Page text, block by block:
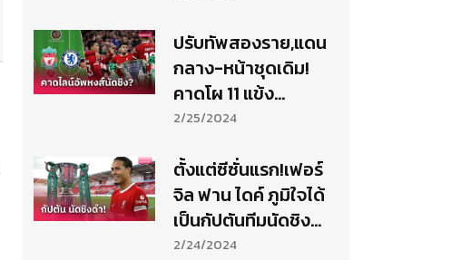
ปรับทัพสองราย,แดน
กลาง-หน้าชุดเดิม!
คาดโผ 11 แข้ง
ลิเวอร์พูล นัดชิงดำ
2/25/2024
ตั้งแต่ซีซั่นแรก!เฟอร์
จิล ฟาน ไดค์ ภูมิใจได้
เป็นกัปตันทีมนัดชิง
ดำให้ ลิเวอร์พูล
2/24/2024